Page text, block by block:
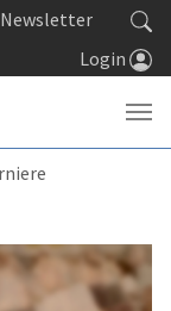
Newsletter
Login